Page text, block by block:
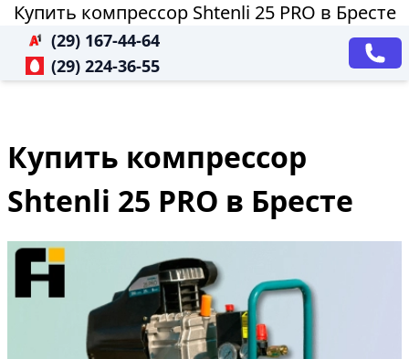
Купить компрессор Shtenli 25 PRO в Бресте
(29) 167-44-64
(29) 224-36-55
Купить компрессор
Shtenli 25 PRO в Бресте